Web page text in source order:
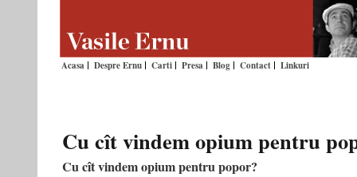
Acasa Despre Ernu Carti Presa Blog Contact Linkuri
Cu cît vindem opium pentru
Cu cît vindem opium pentru popor?